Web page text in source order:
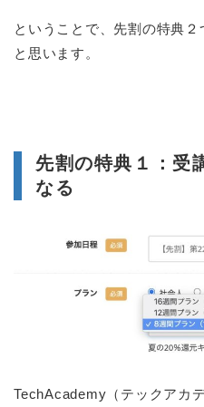
ということで、先割の特典
と思います。
先割の特典１：受
なる
TechAcademy（テックアカ